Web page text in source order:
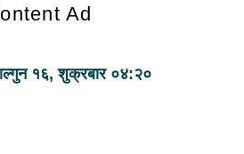
Ad
१६, शुक्रबार ०४:२०